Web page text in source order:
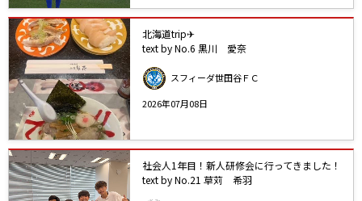
北海道trip✈
text by No.6 黒川 愛奈
スフィーダ世田谷ＦＣ
2026年07月08日
社会人1年目！新人研修会に行ってきました！
text by No.21 草苅 希羽